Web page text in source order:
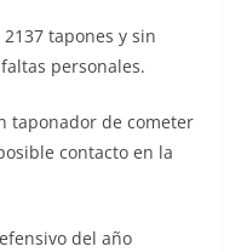
tapones y sin
personales.
taponador de cometer
contacto en la
del año